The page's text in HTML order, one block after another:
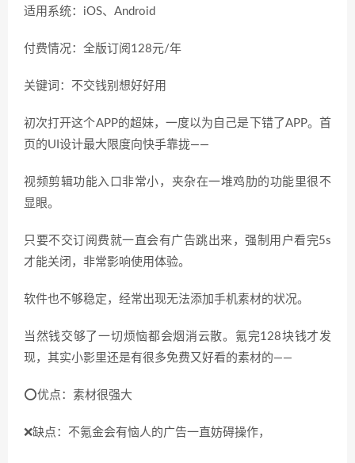
适用系统：iOS、Android
付费情况：全版订阅128元/年
关键词：不交钱别想好好用
初次打开这个APP的超妹，一度以为自己是下错了APP。首
页的UI设计最大限度向快手靠拢——
视频剪辑功能入口非常小，夹杂在一堆鸡肋的功能里很不
显眼。
只要不交订阅费就一直会有广告跳出来，强制用户看完5s
才能关闭，非常影响使用体验。
软件也不够稳定，经常出现无法添加手机素材的状况。
当然钱交够了一切烦恼都会烟消云散。氪完128块钱才发
现，其实小影里还是有很多免费又好看的素材的——
⭕️优点：素材很强大
❌缺点：不氪金会有恼人的广告一直妨碍操作，